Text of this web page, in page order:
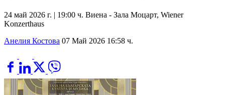
24 май 2026 г. | 19:00 ч. Виена - Зала Моцарт, Wiener
Konzerthaus
Анелия Костова 07 Май 2026 16:58 ч.